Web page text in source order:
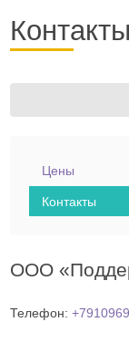
Цены
Контакты
ООО
Телефон: